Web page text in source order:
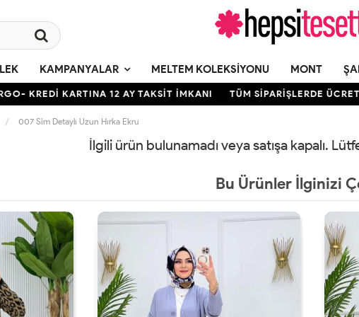
KAMPANYALAR MELTEM KOLEKSIYONU MONT
KREDİ KARTINA 12 AY TAKSİT İMKANI TÜM SİPARİŞLERDE
007 Sim Detaylı Uzun Hırka Ekru
İlgili ürün bulunamadı veya satışa kapalı.
Bu Ürünler İlginizi